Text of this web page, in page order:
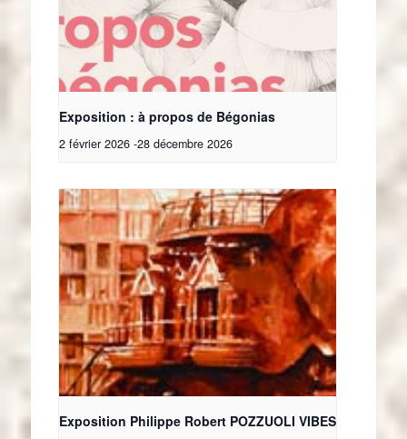
Exposition : à propos de Bégonias
2 février 2026 -28 décembre 2026
Exposition Philippe Robert POZZUOLI VIBES